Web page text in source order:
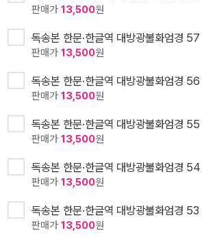
판매가 13,500원
독송본 한문·한글역 대방광불화엄경
판매가 13,500원
독송본 한문·한글역 대방광불화엄경
판매가 13,500원
독송본 한문·한글역 대방광불화엄경
판매가 13,500원
독송본 한문·한글역 대방광불화엄경
판매가 13,500원
독송본 한문·한글역 대방광불화엄경
판매가 13,500원